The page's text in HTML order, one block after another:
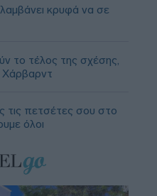
κρυφά να σε
το τέλος της σχέσης,
τις πετσέτες σου στο
όλοι